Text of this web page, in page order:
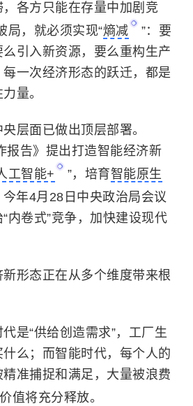
各方只能在存量中加剧竞
局，就必须实现“熵减
”：要
引入新资源，要么重构生产
一次经济形态的跃迁，都是
量。
层面已做出顶层部署。
报告》提出打造智能经济新
工智能+ ”，培育智能原生
年4月28日中央政治局会议
内卷式”竞争，加快建设现代
形态正在从多个维度带来根
是“供给创造需求”，工厂生
么；而智能时代，每个人的
准捕捉和满足，大量被浪费
值将充分释放。